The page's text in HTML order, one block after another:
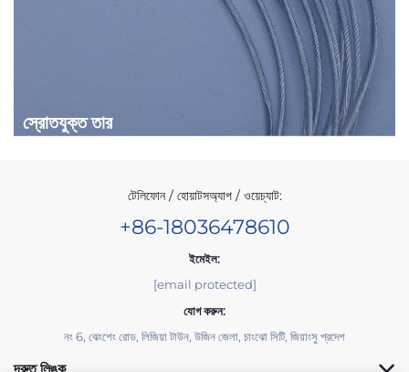
স্রোতযুক্ত তার
টেলিফোন / হোয়াটসঅ্যাপ / ওয়েচ্যাট:
+86-18036478610
ইমেইল:
[email protected]
যোগ করুন:
নং 6, ঝেংশেং রোড, লিজিয়া টাউন, উজিন জেলা, চাংঝো সিটি, জিয়াংসু প্রদেশ